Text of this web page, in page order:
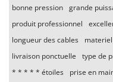
bonne pression grande
produit professionnel
longueur des cables
livraison ponctuelle
type de
* * * * * étoiles
prise en